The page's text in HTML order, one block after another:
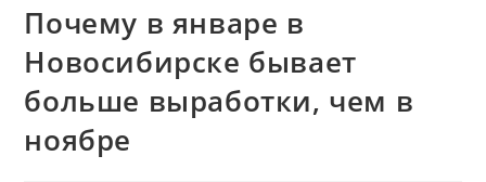
Почему в январе в
Новосибирске бывает
больше выработки, чем в
ноябре